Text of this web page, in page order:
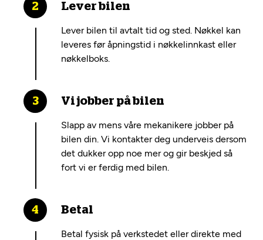
Lever bilen
Lever bilen til avtalt tid og sted. Nøkkel kan
leveres før åpningstid i nøkkelinnkast eller
nøkkelboks.
Vi jobber på bilen
Slapp av mens våre mekanikere jobber på
bilen din. Vi kontakter deg underveis dersom
det dukker opp noe mer og gir beskjed så
fort vi er ferdig med bilen.
Betal
Betal fysisk på verkstedet eller direkte med